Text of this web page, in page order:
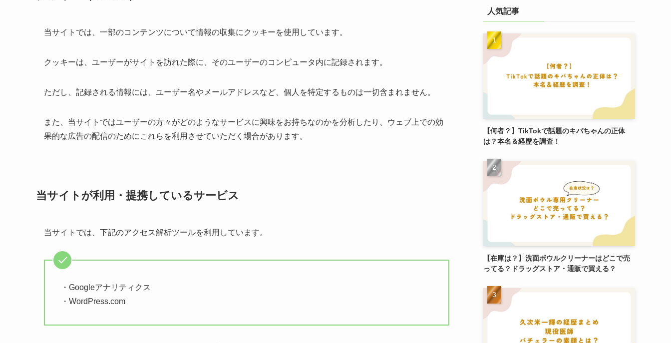
当サイトでは、一部のコンテンツについて情報の収集にクッキーを使用しています。
クッキーは、ユーザーがサイトを訪れた際に、そのユーザーのコンピュータ内に記録されます。
ただし、記録される情報には、ユーザー名やメールアドレスなど、個人を特定するものは一切含まれません。
また、当サイトではユーザーの方々がどのようなサービスに興味をお持ちなのかを分析したり、ウェブ上での効
果的な広告の配信のためにこれらを利用させていただく場合があります。
当サイトが利用・提携しているサービス
当サイトでは、下記のアクセス解析ツールを利用しています。
・Googleアナリティクス
・WordPress.com
人気記事
【何者？】TikTokで話題のキバちゃんの正体
は？本名＆経歴を調査！
【在庫は？】洗面ボウルクリーナーはどこで売
ってる？ドラッグストア・通販で買える？